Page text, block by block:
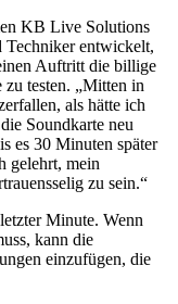
KB Live Solutions
Techniker entwickelt,
Auftritt die billige
zu testen. „Mitten in
als hätte ich
Soundkarte neu
es 30 Minuten später
gelehrt, mein
zu sein.“
Minute. Wenn
kann die
einzufügen, die